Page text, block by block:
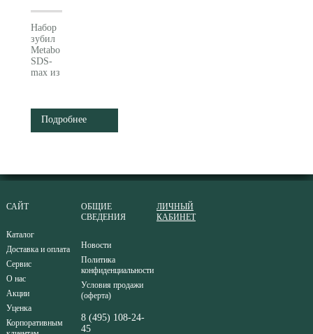
Набор
зубил
Metabo
SDS-
max из
(630489000)
Подробнее
САЙТ
Каталог
Доставка и оплата
Сервис
О нас
Акции
Уценка
Корпоративным
ОБЩИЕ
СВЕДЕНИЯ
Новости
Политика
конфиденциальности
Условия продажи
(оферта)
8 (495) 108-24-
45
ЛИЧНЫЙ
КАБИНЕТ